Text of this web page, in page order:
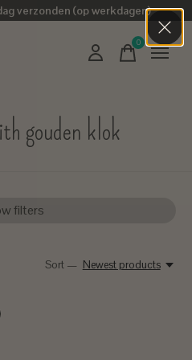
verzonden (op werkdagen)
0items
gouden klok
filters
Sort — Newest products